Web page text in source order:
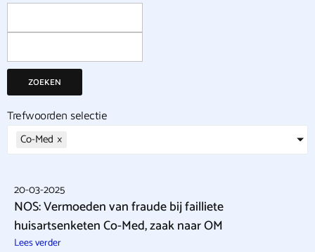
ZOEKEN
Trefwoorden selectie
Co-Med ×
20-03-2025
NOS: Vermoeden van fraude bij failliete
huisartsenketen Co-Med, zaak naar OM
Lees verder